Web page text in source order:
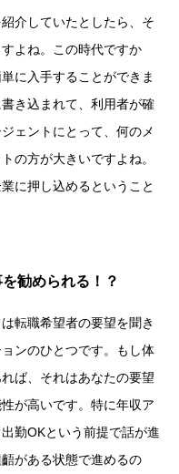
介していたとしたら、そ
よね。この時代ですか
に入手することができま
き込まれて、利用者が確
ェントにとって、何のメ
の方が大きいですよね。
に押し込めるということ
勧められる！？
転職希望者の要望を聞き
ンのひとつです。もし体
ば、それはあなたの要望
が高いです。特に年収ア
勤OKという前提で話が進
がある状態で進めるの